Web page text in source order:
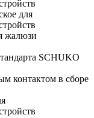
для
жалюзи
SCHUKO
контактом в сборе